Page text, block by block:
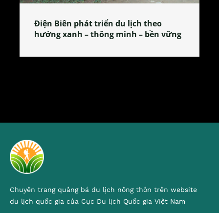
Làng làm bánh tẻ Phú Nhi – nơi lan
tỏa đặc sản xứ Đoài
Chuyên trang quảng bá du lịch nông thôn trên website
du lịch quốc gia của Cục Du lịch Quốc gia Việt Nam